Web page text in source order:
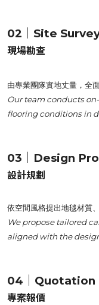
02｜Site
現場勘查
由專業團隊實地丈量，全
Our team conducts
flooring conditions in
03｜Design
設計規劃
依空間風格提出地毯材質
We propose tailored
aligned with the
04｜Quotation
專案報價